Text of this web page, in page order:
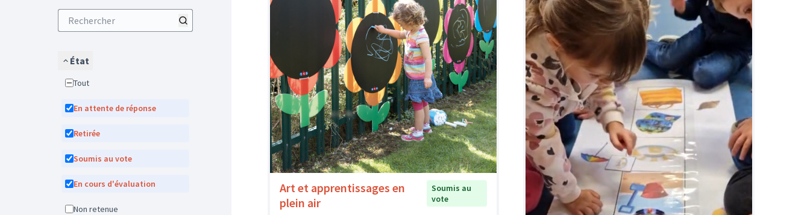
État
Tout
En attente de réponse
Retirée
Soumis au vote
En cours d'évaluation
Non retenue
Art et apprentissages en
plein air
Soumis au
vote